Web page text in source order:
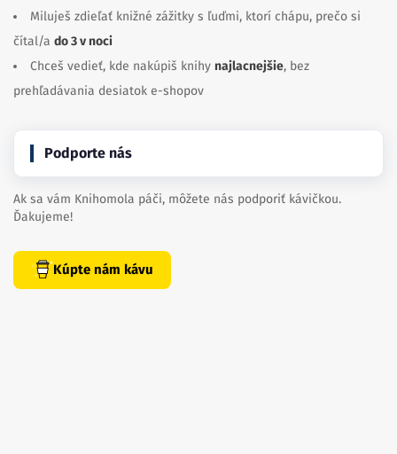
Miluješ zdieľať knižné zážitky s ľuďmi, ktorí chápu, prečo si
čítal/a do 3 v noci
Chceš vedieť, kde nakúpiš knihy najlacnejšie, bez
prehľadávania desiatok e-shopov
Podporte nás
Ak sa vám Knihomola páči, môžete nás podporiť kávičkou.
Ďakujeme!
Kúpte nám kávu